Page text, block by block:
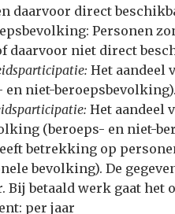
daarvoor direct
Personen
daarvoor niet direct
Het aandeel
en niet-beroepsbevolking).
Het aandeel
(beroeps- en niet-
betrekking op
bevolking). De
Bij betaald werk gaat het
per jaar